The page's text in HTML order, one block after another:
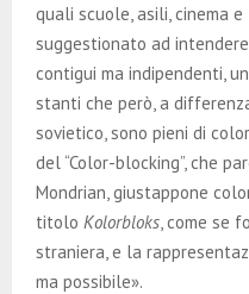
quali scuole, asili, cinema
suggestionato ad
contigui ma indipendenti,
stanti che però, a
sovietico, sono pieni di
del “Color-blocking”, che
Mondrian, giustappone
titolo Kolorbloks , come se
straniera, e la
ma possibile».